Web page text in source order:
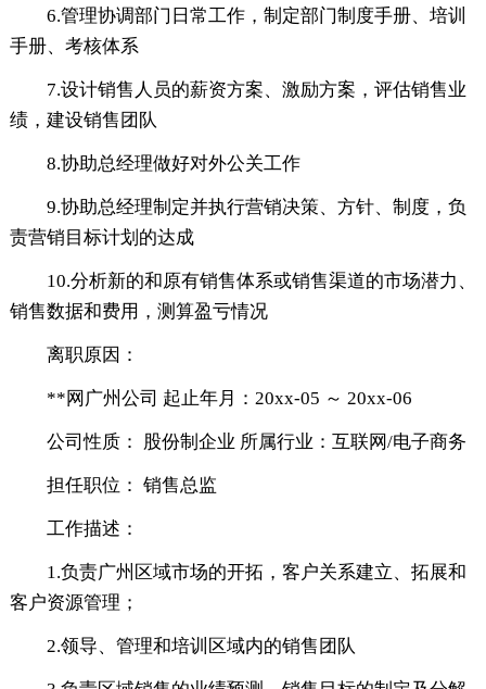
6.管理协调部门日常工作，制定部门制度手册、培训
手册、考核体系
7.设计销售人员的薪资方案、激励方案，评估销售业
绩，建设销售团队
8.协助总经理做好对外公关工作
9.协助总经理制定并执行营销决策、方针、制度，负
责营销目标计划的达成
10.分析新的和原有销售体系或销售渠道的市场潜力、
销售数据和费用，测算盈亏情况
离职原因：
**网广州公司 起止年月：20xx-05 ～ 20xx-06
公司性质： 股份制企业 所属行业：互联网/电子商务
担任职位： 销售总监
工作描述：
1.负责广州区域市场的开拓，客户关系建立、拓展和
客户资源管理；
2.领导、管理和培训区域内的销售团队